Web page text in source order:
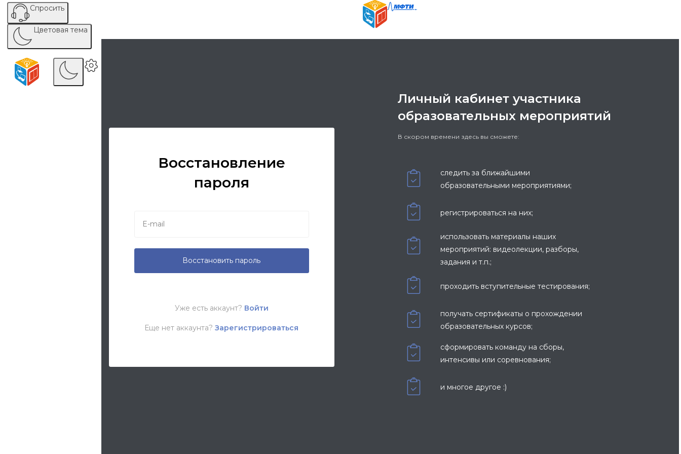
Спросить
Цветовая тема
Восстановление
пароля
Восстановить пароль
Уже есть аккаунт? Войти
Еще нет аккаунта? Зарегистрироваться
Личный кабинет участника
образовательных мероприятий
В скором времени здесь вы сможете:
следить за ближайшими
образовательными мероприятиями;
регистрироваться на них;
использовать материалы наших
мероприятий: видеолекции, разборы,
задания и т.п.;
проходить вступительные тестирования;
получать сертификаты о прохождении
образовательных курсов;
сформировать команду на сборы,
интенсивы или соревнования;
и многое другое :)